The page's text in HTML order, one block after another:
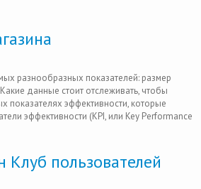
разнообразных показателей: размер
данные стоит отслеживать, чтобы
показателях эффективности, которые
эффективности (KPI, или Key Performance
пользователей